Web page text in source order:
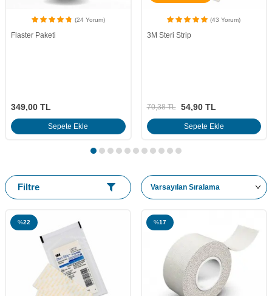
(24 Yorum)
Flaster Paketi
349,00 TL
Sepete Ekle
(43 Yorum)
3M Steri Strip
70,38TL 54,90TL
Sepete Ekle
Filtre
%22 %17